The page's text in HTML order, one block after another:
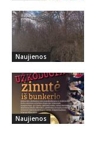
Naujienos
Naujienos